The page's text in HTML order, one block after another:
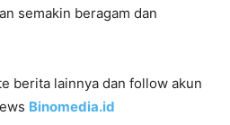
semakin beragam dan
berita lainnya dan follow akun
Binomedia.id